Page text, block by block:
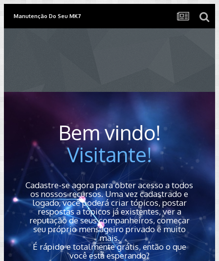
Manutenção Do Seu MK7
Bem vindo!
Visitante!
Cadastre-se agora para obter acesso a todos
os nossos recursos. Uma vez cadastrado e
logado, você poderá criar tópicos, postar
respostas a tópicos já existentes, ver a
reputação de seus companheiros, começar
seu próprio mensageiro privado e muito
mais.
É rápido e totalmente grátis, então o que
você está esperando?